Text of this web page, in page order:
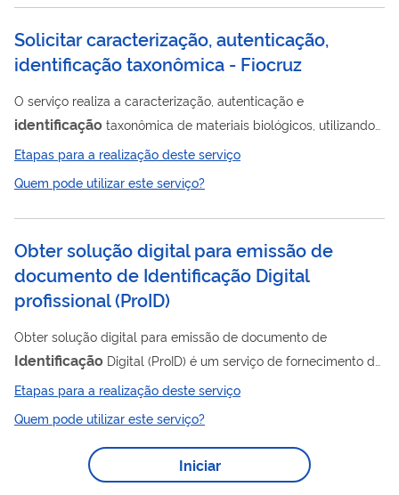
emplacamento do veículo. O pré-cadastro...
Solicitar caracterização, autenticação,
identificação taxonômica - Fiocruz
O serviço realiza a caracterização, autenticação e
identificação taxonômica de materiais biológicos, utilizando
métodos de investigação fenotípicos e/ou genotípicos, e é
realizado por coleções microbiológicas, zoológicas e botânica.
Etapas para a realização deste serviço
Quem pode utilizar este serviço?
Obter solução digital para emissão de
documento de Identificação Digital
profissional (ProID)
Obter solução digital para emissão de documento de
Identificação Digital (ProID) é um serviço de fornecimento de
carteiras profissionais digitais, por meio de um aplicativo
celular, emitidas pelos conselhos de classe, órgãos públicos ou
empresas. A solução possibilita que esses emissores
disponibilizem aidentificaçãomais segura, econômica, ágil,
digital confiável e moderna, com a mesma fé pública de um
Etapas para a realização deste serviço
Quem pode utilizar este serviço?
Iniciar